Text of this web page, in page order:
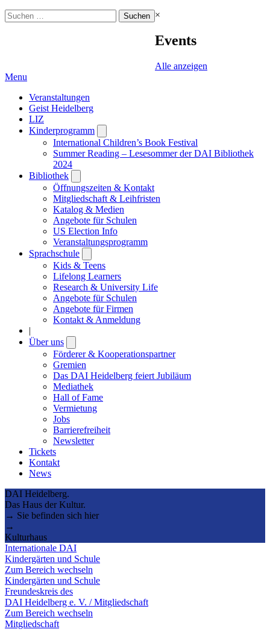
Suchen
nach:
×
Events
Alle anzeigen
Menu
Veranstaltungen
Geist Heidelberg
LIZ
Kinderprogramm
submenu
International Children’s Book Festival
Summer Reading – Lesesommer der DAI Bibliothek
2024
Bibliothek
submenu
Öffnungszeiten & Kontakt
Mitgliedschaft & Leihfristen
Katalog & Medien
Angebote für Schulen
US Election Info
Veranstaltungsprogramm
Sprachschule
submenu
Kids & Teens
Lifelong Learners
Research & University Life
Angebote für Schulen
Angebote für Firmen
Kontakt & Anmeldung
|
Über uns
submenu
Förderer & Kooperationspartner
Gremien
Das DAI Heidelberg feiert Jubiläum
Mediathek
Hall of Fame
Vermietung
Jobs
Barrierefreiheit
Newsletter
Tickets
Kontakt
News
DAI Heidelberg.
Das Haus der Kultur.
→ Sie befinden sich hier
→
Kulturhaus
Internationale DAI
Kindergärten und Schule
Zum Bereich wechseln
Kindergärten und Schule
Freundeskreis des
DAI Heidelberg e. V. / Mitgliedschaft
Zum Bereich wechseln
Mitgliedschaft